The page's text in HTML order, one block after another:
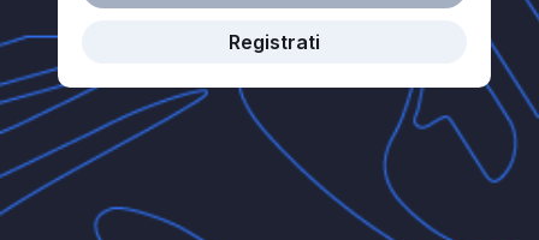
Registrati